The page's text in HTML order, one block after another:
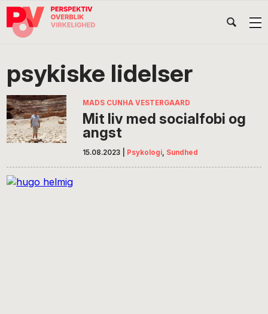
Gå
direkte
Skip
indhold
Gå
direkte
POV
International
psykiske lidelser
MADS CUNHA VESTERGAARD
Mit liv med socialfobi og
angst
15.08.2023 Psykologi, Sundhed